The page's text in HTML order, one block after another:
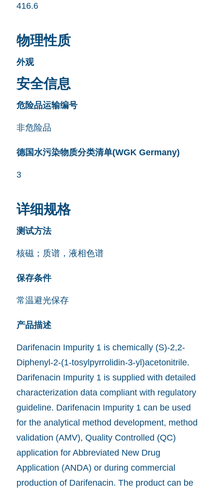
416.6
物理性质
外观
安全信息
危险品运输编号
非危险品
德国水污染物质分类清单(WGK Germany)
3
详细规格
测试方法
核磁；质谱，液相色谱
保存条件
常温避光保存
产品描述
Darifenacin Impurity 1 is chemically (S)-2,2-
Diphenyl-2-(1-tosylpyrrolidin-3-yl)acetonitrile.
Darifenacin Impurity 1 is supplied with detailed
characterization data compliant with regulatory
guideline. Darifenacin Impurity 1 can be used
for the analytical method development, method
validation (AMV), Quality Controlled (QC)
application for Abbreviated New Drug
Application (ANDA) or during commercial
production of Darifenacin. The product can be